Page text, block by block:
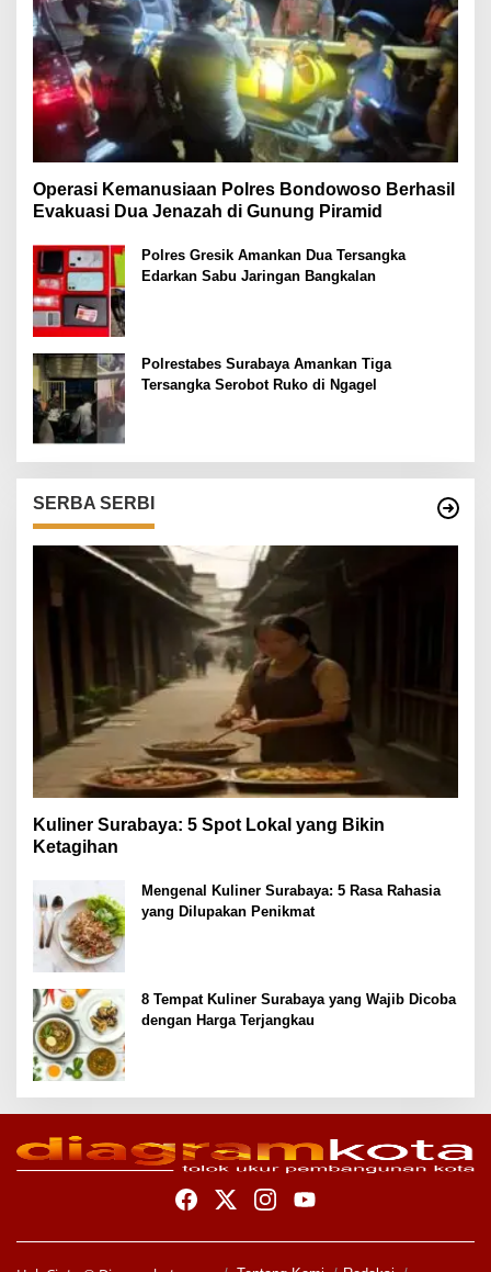
Operasi Kemanusiaan Polres Bondowoso Berhasil
Evakuasi Dua Jenazah di Gunung Piramid
Polres Gresik Amankan Dua Tersangka
Edarkan Sabu Jaringan Bangkalan
Polrestabes Surabaya Amankan Tiga
Tersangka Serobot Ruko di Ngagel
SERBA SERBI
Kuliner Surabaya: 5 Spot Lokal yang Bikin
Ketagihan
Mengenal Kuliner Surabaya: 5 Rasa Rahasia
yang Dilupakan Penikmat
8 Tempat Kuliner Surabaya yang Wajib Dicoba
dengan Harga Terjangkau